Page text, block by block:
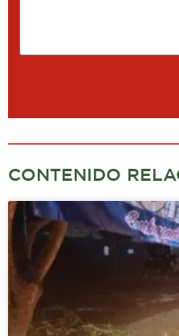
CONTENIDO